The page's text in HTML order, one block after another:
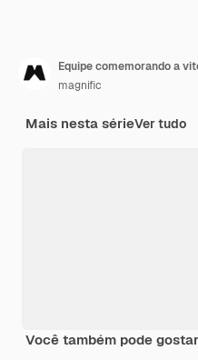
Equipe comemorando a
magnific
Mais nesta sérieVer tudo
Você também pode